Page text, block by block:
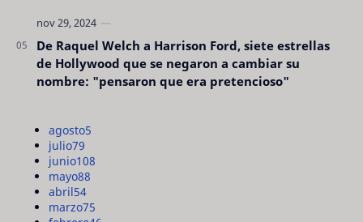
De Raquel Welch a Harrison Ford, siete estrellas
de Hollywood que se negaron a cambiar su
nombre: "pensaron que era pretencioso"
agosto5
julio79
junio108
mayo88
abril54
marzo75